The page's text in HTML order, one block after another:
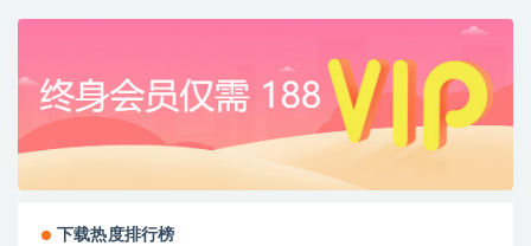
下载热度排行榜